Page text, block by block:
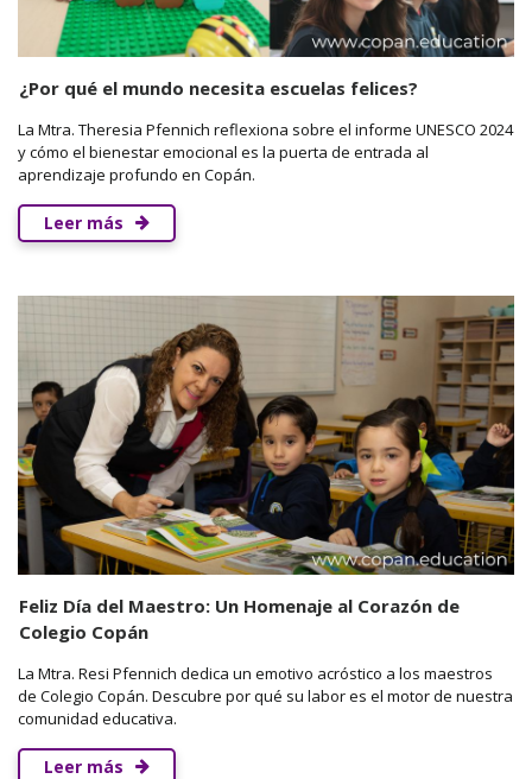
¿Por qué el mundo necesita escuelas felices?
La Mtra. Theresia Pfennich reflexiona sobre el informe UNESCO 2024
y cómo el bienestar emocional es la puerta de entrada al
aprendizaje profundo en Copán.
Leer más
Feliz Día del Maestro: Un Homenaje al Corazón de
Colegio Copán
La Mtra. Resi Pfennich dedica un emotivo acróstico a los maestros
de Colegio Copán. Descubre por qué su labor es el motor de nuestra
comunidad educativa.
Leer más